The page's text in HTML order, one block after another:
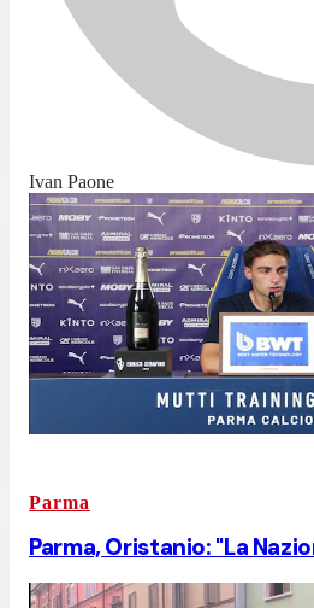
Ivan Paone
Parma
Parma, Oristanio: "La